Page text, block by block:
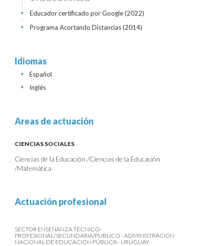
Educador certificado por Google(2022)
+
Programa Acortando Distancias(2014)
+
Idiomas
Español
+
Inglés
+
Areas de actuación
CIENCIAS SOCIALES
Ciencias de la Educación /Ciencias de la Educación
/Matemática
Actuación profesional
SECTOR ENSEÑANZA TÉCNICO-
PROFESIONAL/SECUNDARIA/PÚBLICO - ADMINISTRACIÓN
NACIONAL DE EDUCACIÓN PÚBLICA - URUGUAY